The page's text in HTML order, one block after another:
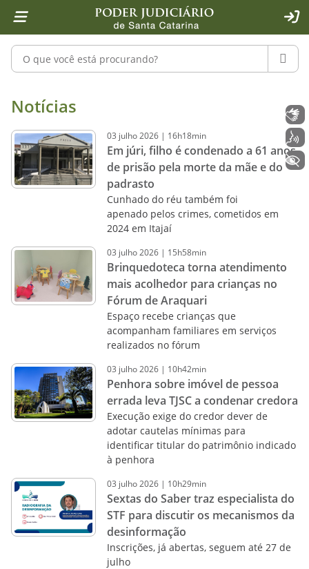
1 Ir para o conteúdo
2 Ir para a ferramenta de acessibilidade - Rybená
4 Ir para o menu principal
5 Ir para a pesquisa
6 Ir para o rodapé
7 Ir para a página inicial
Pesquisar no portal
Notícias - Imprensa - Poder
Notícias
03 julho2026 | 16h18min
Em júri, filho é condenado a 61 anos
de prisão pela morte da mãe e do
padrasto
Cunhado do réu também foi
apenado pelos crimes, cometidos em
2024 em Itajaí
03 julho2026 | 15h58min
Brinquedoteca torna atendimento
mais acolhedor para crianças no
Fórum de Araquari
Espaço recebe crianças que
acompanham familiares em serviços
realizados no fórum
03 julho2026 | 10h42min
Penhora sobre imóvel de pessoa
errada leva TJSC a condenar credora
Execução exige do credor dever de
adotar cautelas mínimas para
identificar titular do patrimônio indicado
à penhora
03 julho2026 | 10h29min
Sextas do Saber traz especialista do
STF para discutir os mecanismos da
desinformação
Inscrições, já abertas, seguem até 27 de
julho
+ Acessibilidade